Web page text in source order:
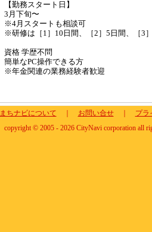
【勤務スタート日】
3月下旬〜
※4月スタートも相談可
※研修は［1］10日間、［2］5日間、［3
資格 学歴不問
簡単なPC操作できる方
※年金関連の業務経験者歓迎
まちナビについて お問い合せ｜
プラ
copyright © 2005 - 2026 CityNavi corporation all